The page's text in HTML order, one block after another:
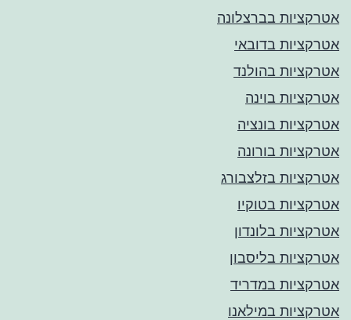
אטרקציות בברצלונה
אטרקציות בדובאי
אטרקציות בהולנד
אטרקציות בוינה
אטרקציות בונציה
אטרקציות בורונה
אטרקציות בזלצבורג
אטרקציות בטוקיו
אטרקציות בלונדון
אטרקציות בליסבון
אטרקציות במדריד
אטרקציות במילאנו